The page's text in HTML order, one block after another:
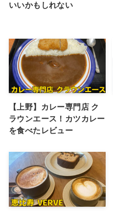
いいかもしれない
【上野】カレー専門店 ク
ラウンエース！カツカレー
を食べたレビュー